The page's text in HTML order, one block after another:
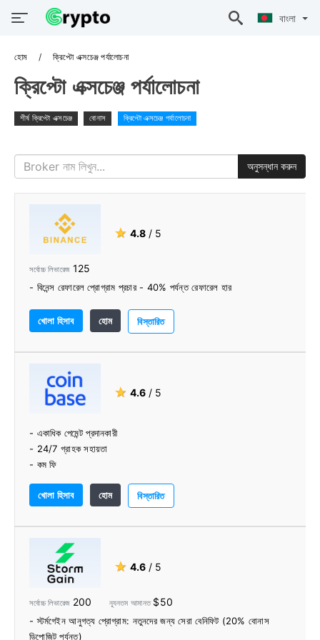
বাংলা
হোম ক্রিপ্টো এক্সচেঞ্জ পর্যালোচনা
ক্রিপ্টো এক্সচেঞ্জ পর্যালোচনা
শীর্ষ ক্রিপ্টো এক্সচেঞ্জ বোনাস ক্রিপ্টো এক্সচেঞ্জ পর্যালোচনা
অনুসন্ধান করুন
★ 4.8 / 5
সর্বোচ্চ লিভারেজ 125
- বিনেন্স রেফারেল প্রোগ্রাম প্রচার - 40% পর্যন্ত রেফারেল হার
খোলা হিসাব হোম বিস্তারিত
★ 4.6 / 5
- একাধিক পেমেন্ট প্রদানকারী
- 24/7 গ্রাহক সহায়তা
- কম ফি
- দ্রুত এবং বিশ্বস্ত সেবা
খোলা হিসাব হোম বিস্তারিত
★ 4.6 / 5
সর্বোচ্চ লিভারেজ 200 ন্যূনতম আমানত $50
- স্টর্মগেইন আনুগত্য প্রোগ্রাম: নতুনদের জন্য সেরা বেনিফিট (20% বোনাস
ডিপোজিট পর্যন্ত)